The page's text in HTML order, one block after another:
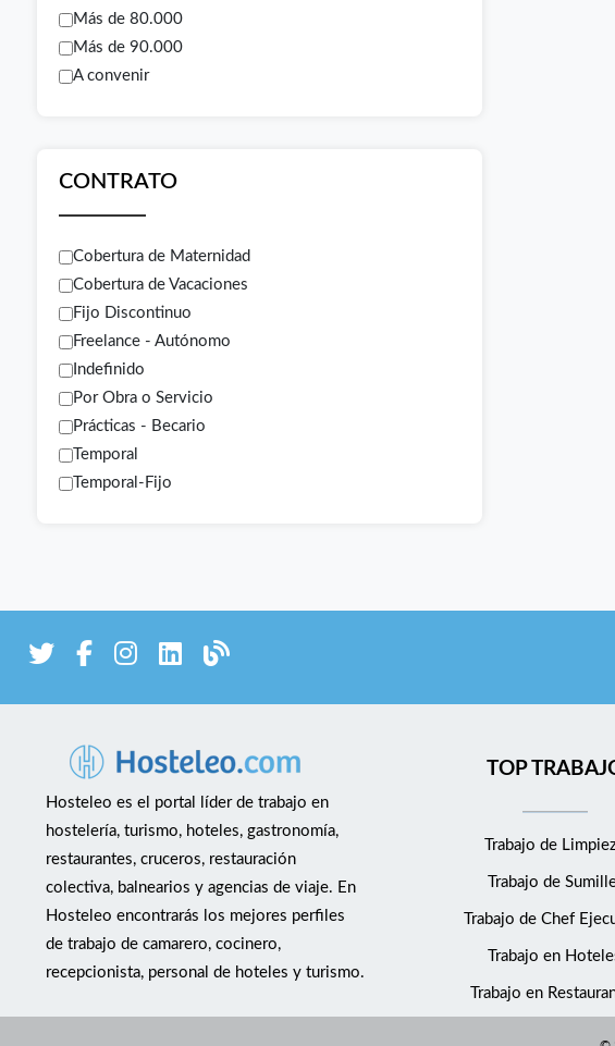
Más de 80.000
Más de 90.000
A convenir
CONTRATO
Cobertura de Maternidad
Cobertura de Vacaciones
Fijo Discontinuo
Freelance - Autónomo
Indefinido
Por Obra o Servicio
Prácticas - Becario
Temporal
Temporal-Fijo
Hosteleo es el portal líder de trabajo en
hostelería, turismo, hoteles, gastronomía,
restaurantes, cruceros, restauración
colectiva, balnearios y agencias de viaje. En
Hosteleo encontrarás los mejores perfiles
de trabajo de camarero, cocinero,
recepcionista, personal de hoteles y turismo.
TOP
Trabajo de
Trabajo de
Trabajo de Chef
Trabajo en
Trabajo en